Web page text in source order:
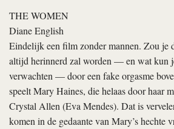
THE WOMEN
Diane English
Eindelijk een film zonder mannen. Zou je
altijd herinnerd zal worden — en wat kun
verwachten — door een fake orgasme
speelt Mary Haines, die helaas door haar
Crystal Allen (Eva Mendes). Dat is
komen in de gedaante van Mary’s hechte